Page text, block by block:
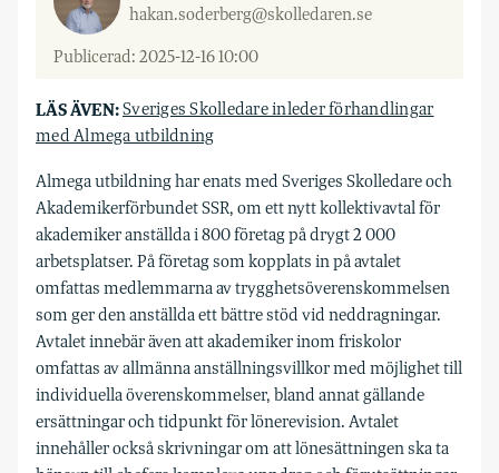
hakan.soderberg@skolledaren.se
Publicerad: 2025-12-16 10:00
LÄS ÄVEN:Sveriges Skolledare inleder förhandlingar
med Almega utbildning
Almega utbildning har enats med Sveriges Skolledare och
Akademikerförbundet SSR, om ett nytt kollektivavtal för
akademiker anställda i 800 företag på drygt 2 000
arbetsplatser. På företag som kopplats in på avtalet
omfattas medlemmarna av trygghetsöverenskommelsen
som ger den anställda ett bättre stöd vid neddragningar.
Avtalet innebär även att akademiker inom friskolor
omfattas av allmänna anställningsvillkor med möjlighet till
individuella överenskommelser, bland annat gällande
ersättningar och tidpunkt för lönerevision. Avtalet
innehåller också skrivningar om att lönesättningen ska ta